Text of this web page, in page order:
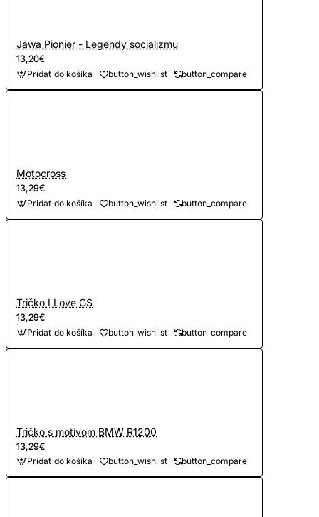
Jawa Pionier - Legendy socializmu
13,20€
Pridať do košíka button_wishlist button_compare
Motocross
13,29€
Pridať do košíka button_wishlist button_compare
Tričko I Love GS
13,29€
Pridať do košíka button_wishlist button_compare
Tričko s motívom BMW R1200
13,29€
Pridať do košíka button_wishlist button_compare